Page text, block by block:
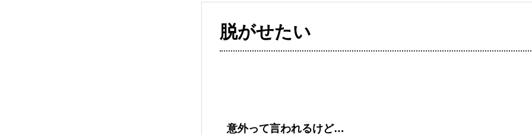
脱がせたい
意外って言われるけど…